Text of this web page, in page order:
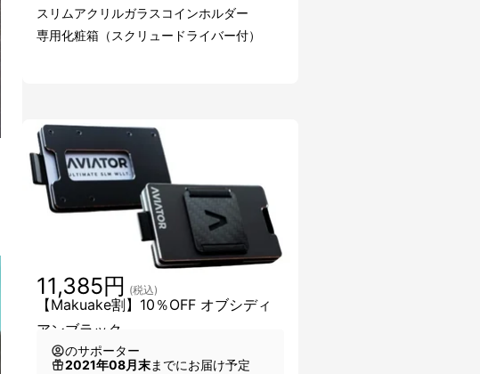
スリムアクリルガラスコインホルダー
専用化粧箱（スクリュードライバー付）
【Makuake割】10％OFF オブシディ
アンブラック
11,385円 (税込)
のサポーター
2021年08月末までにお届け予定